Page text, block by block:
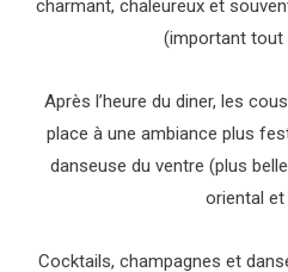
charmant, chaleureux et
(important tout
Après l’heure du diner, les
place à une ambiance plus
danseuse du ventre (plus
oriental et
Cocktails, champagnes et